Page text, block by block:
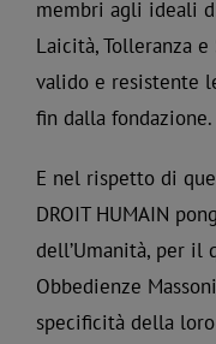
membri agli ideali
Laicità, Tolleranza
valido e resistente
fin dalla fondazione.
E nel rispetto di
DROIT HUMAIN
dell’Umanità, per il
Obbedienze
specificità della